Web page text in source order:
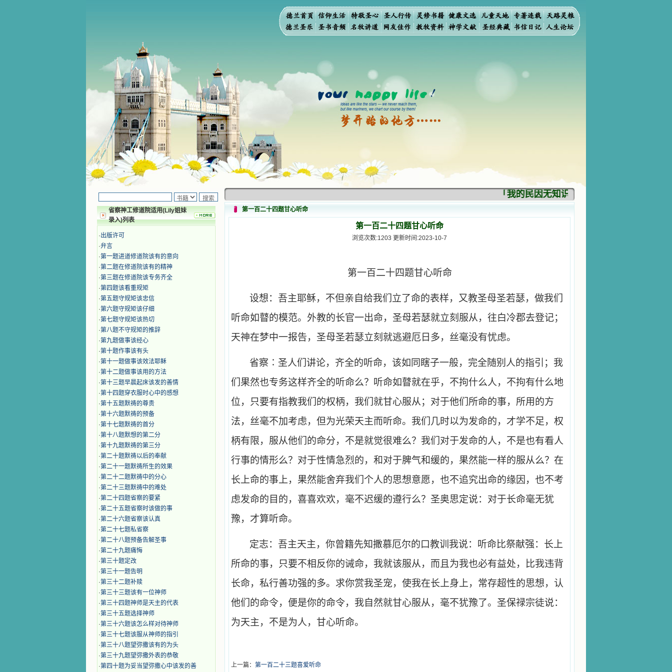
省察神工修道院适用(Lily姐妹
录入)列表
·出版许可
·弁言
·第一题进道修道院该有的意向
·第二题在修道院该有的精神
·第三题在修道院该专务齐全
·第四题该看重规矩
·第五题守规矩该忠信
·第六题守规矩该仔细
·第七题守规矩该热切
·第八题不守规矩的推辞
·第九题做事该经心
·第十题作事该有头
·第十一题做事该效法耶稣
·第十二题做事该用的方法
·第十三题早晨起床该发的善情
·第十四题穿衣服时心中的感想
·第十五题默祷的尊贵
·第十六题默祷的预备
·第十七题默祷的首分
·第十八题默想的第二分
·第十九题默祷的第三分
·第二十题默祷以后的奉献
·第二十一题默祷所生的效果
·第二十二题默祷中的分心
·第二十三题默祷中的难处
·第二十四题省察的要紧
·第二十五题省察时该做的事
·第二十六题省察该认真
·第二十七题私省察
·第二十八题预备告解圣事
·第二十九题痛悔
·第三十题定改
·第三十一题告明
·第三十二题补赎
·第三十三题该有一位神师
·第三十四题神师是天主的代表
·第三十五题选择神师
·第三十六题该怎么样对待神师
·第三十七题该服从神师的指引
·第三十八题望弥撒该有的为头
·第三十九题望弥撒外表的恭敬
·第四十题为妥当望弥撒心中该发的善
「我的民因无知识而灭亡。你弃掉知识，我
第一百二十四题甘心听命
第一百二十四题甘心听命
浏览次数:1203 更新时间:2023-10-7
第一百二十四题甘心听命
设想：吾主耶稣，不但亲自给我们立了命的表样，又教圣母圣若瑟，做我们
听命如瞽的模范。外教的长官一出命，圣母若瑟就立刻服从，往白冷郡去登记；
天神在梦中一报告，圣母圣若瑟立刻就逃避厄日多，丝毫没有忧虑。
省察∶圣人们讲论，齐全的听命，该如同瞎子一般，完全随别人的指引；我
们果然也专务这样齐全的听命么？听命如瞽就在乎，不拘什么人，不拘有什么地
位，只要有指教我们的权柄，我们就甘心服从；对于他们所命的事，所用的方
法，丝毫不加考虑，但为光荣天主而听命。我们几时以为发命的，才学不足，权
柄有限，服从他们的命分，不是就觉很难么？我们对于发命的人，不是也有看人
行事的情形么？对于性情急烈的，和对于脾气和缓的，果然能一样的服从么？在
长上命的事上，果然能舍弃我们个人的思想意愿，也不追究出命的缘因，也不考
虑发命的目的，喜喜欢欢，毫不迟缓的遵行么？圣奥思定说：对于长命毫无犹
豫，才算听命。
定志：吾主天主，你曾籍先知撒慕厄尔的口教训我说：听命比祭献强：长上
所命的事，只要不相反你的诫命，我就该服从，而且为我也必有益处，比我违背
长命，私行善功强的多。求你赏我圣宠，使我在长上身上，常存超性的思想，认
他们的命令，便是你的命令，我自然就甘心服从，毫不犹豫了。圣保禄宗徒说：
为天主，不是为人，甘心听命。
上一篇： 第一百二十三题喜爱听命